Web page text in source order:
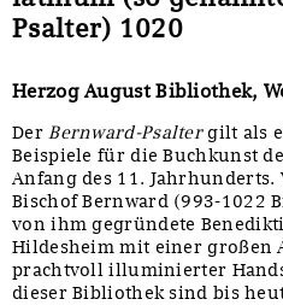
Psalter) 1020
Herzog August Bibliothek,
DerBernward-Psaltergilt als
Beispiele für die Buchkunst
Anfang des 11.
Bischof Bernward (993-1022
von ihm gegründete
Hildesheim mit einer großen
prachtvoll illuminierter
dieser Bibliothek sind bis